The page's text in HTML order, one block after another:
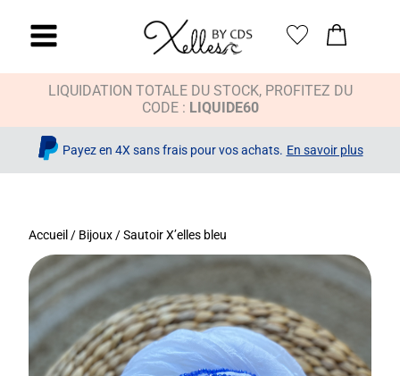
LIQUIDATION TOTALE DU STOCK, PROFITEZ DU
CODE : LIQUIDE60
Payez en 4X sans frais pour vos achats. En savoir plus
Accueil / Bijoux / Sautoir X’elles bleu